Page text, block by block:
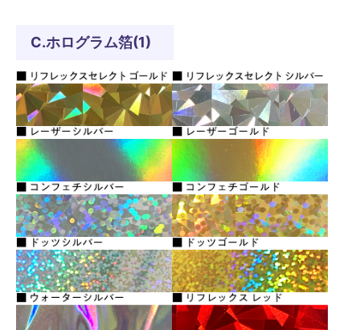
C.ホログラム箔(1)